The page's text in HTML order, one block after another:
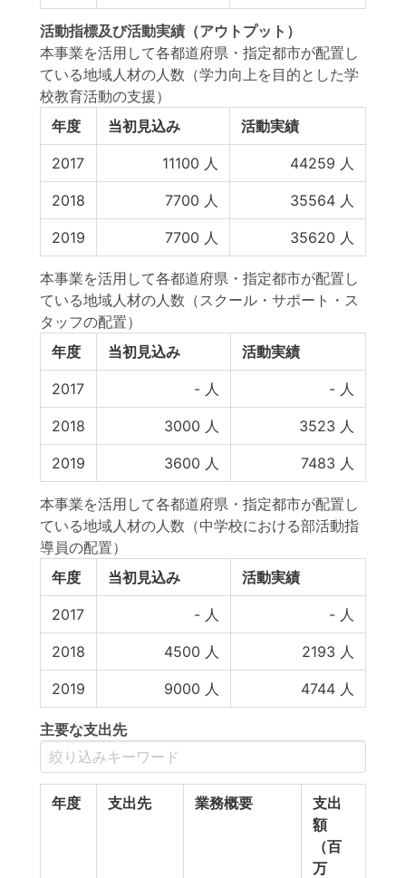
活動指標及び活動実績 （アウトプット）
本事業を活用して各都道府県・指定都市が配置し
ている地域人材の人数（学力向上を目的とした学
校教育活動の支援）
年度
当初見込み 活動実績
2017 11100 人 44259 人
2018 7700 人 35564 人
2019 7700 人 35620 人
本事業を活用して各都道府県・指定都市が配置し
ている地域人材の人数（スクール・サポート・ス
タッフの配置）
年度
当初見込み 活動実績
2017 - 人 - 人
2018 3000 人 3523 人
2019 3600 人 7483 人
本事業を活用して各都道府県・指定都市が配置し
ている地域人材の人数（中学校における部活動指
導員の配置）
年度
当初見込み 活動実績
2017 - 人 - 人
2018 4500 人 2193 人
2019 9000 人 4744 人
主要な支出先
年度 支出先 業務概要
支出
額
（百
万